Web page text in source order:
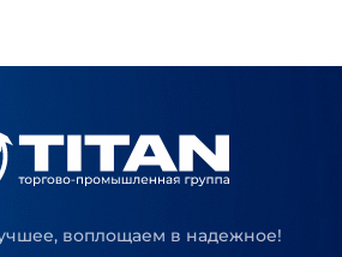
воплощаем в надежное!